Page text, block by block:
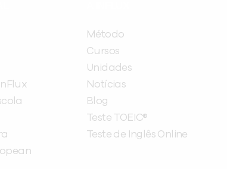
Método
Cursos
Unidades
Notícias
Blog
Teste TOEIC®
Teste de Inglês Online